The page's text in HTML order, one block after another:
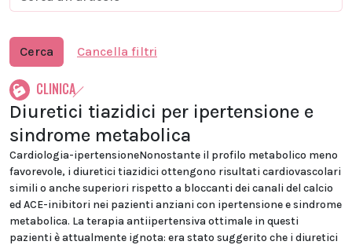
Cerca Cancella filtri
CLINICA
Diuretici tiazidici per ipertensione e
sindrome metabolica
Cardiologia-ipertensioneNonostante il profilo metabolico meno
favorevole, i diuretici tiazidici ottengono risultati cardiovascolari
simili o anche superiori rispetto a bloccanti dei canali del calcio
ed ACE-inibitori nei pazienti anziani con ipertensione e sindrome
metabolica. La terapia antiipertensiva ottimale in questi
pazienti è attualmente ignota: era stato suggerito che i diuretici